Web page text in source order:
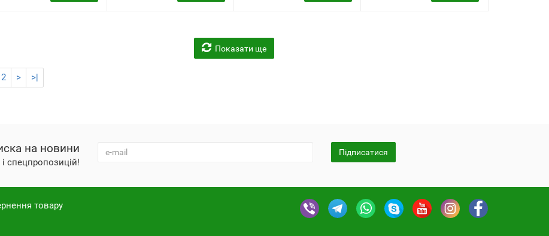
Показати ще
2 > >|
на новини
і спецпропозицій!
Підписатися
товару